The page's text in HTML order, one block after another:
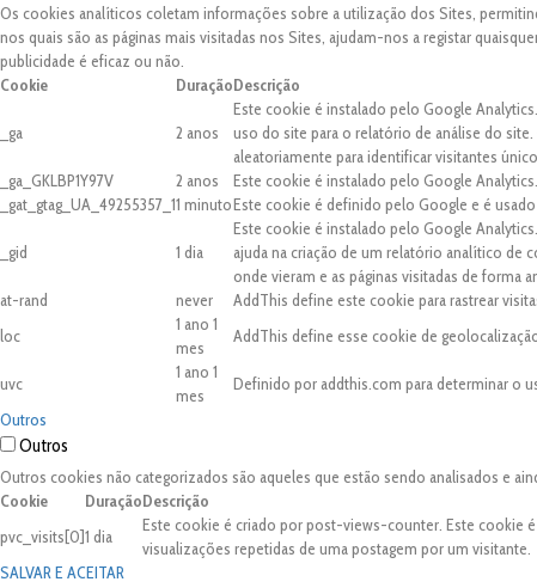
Os cookies analíticos coletam informações sobre a utilização dos Sites,
nos quais são as páginas mais visitadas nos Sites, ajudam-nos a registar
publicidade é eficaz ou não.
Cookie
DuraçãoDescrição
_ga 2 anos
Este cookie é instalado pelo Google
uso do site para o relatório de análise do
aleatoriamente para identificar visitantes
_ga_GKLBP1Y97V
2 anos
Este cookie é instalado pelo Google Analytics.
_gat_gtag_UA_49255357_11 minutoEste cookie é definido pelo Google e é usado
_gid 1 dia
Este cookie é instalado pelo Google
ajuda na criação de um relatório analítico de
onde vieram e as páginas visitadas de forma
at-rand
never
AddThis define este cookie para rastrear
loc
1 ano 1
mes
AddThis define esse cookie de
uvc
1 ano 1
mes
Definido por addthis.com para determinar o
Outros
Outros
Outros cookies não categorizados são aqueles que estão sendo analisados e
Cookie
DuraçãoDescrição
pvc_visits[0]1 dia
Este cookie é criado por post-views-counter. Este cookie
visualizações repetidas de uma postagem por um visitante.
SALVAR E ACEITAR